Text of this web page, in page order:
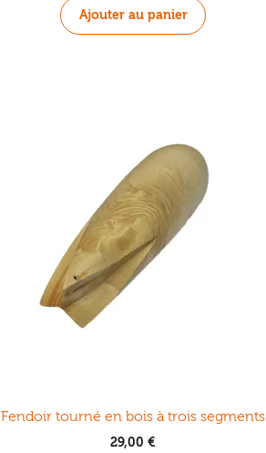
Ajouter au panier
Fendoir tourné en bois à trois segments
29,00€